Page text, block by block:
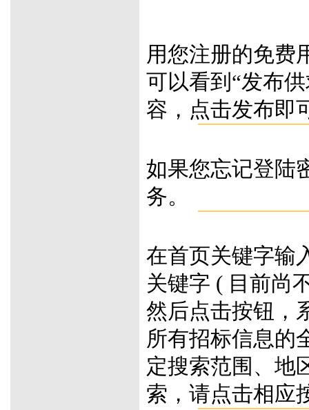
用您注册的免费
可以看到“发布
容，点击发布即
如果您忘记登陆
务。
在首页关键字输
关键字 ( 目前尚
然后点击按钮，
所有招标信息的
定搜索范围、地
索，请点击相应